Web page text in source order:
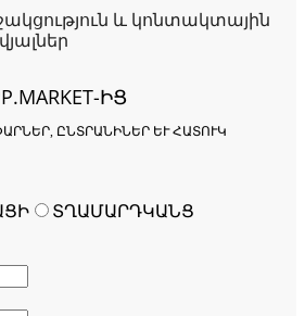
և կոնտակտային
ԻՑ
ԸՆՏՐԱՆԻՆԵՐ ԵՒ ՀԱՏՈՒԿ Ա
ՏՂԱՄԱՐԴԿԱՆՑ